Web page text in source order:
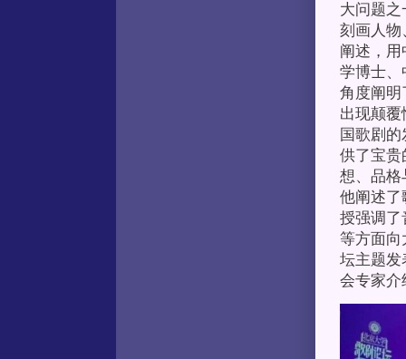
大问题
刻画人物
阐述，
学博士、
角度阐明
出现颠
国歌剧
供了宝贵
想、品
他阐述了
授强调了
等方面向
坛主题发
会专家介